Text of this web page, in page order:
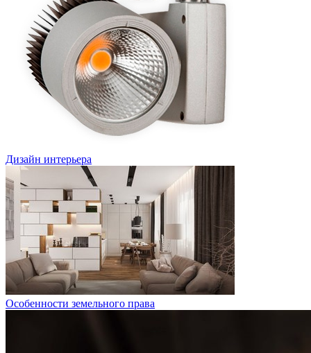
Дизайн интерьера
Особенности земельного права